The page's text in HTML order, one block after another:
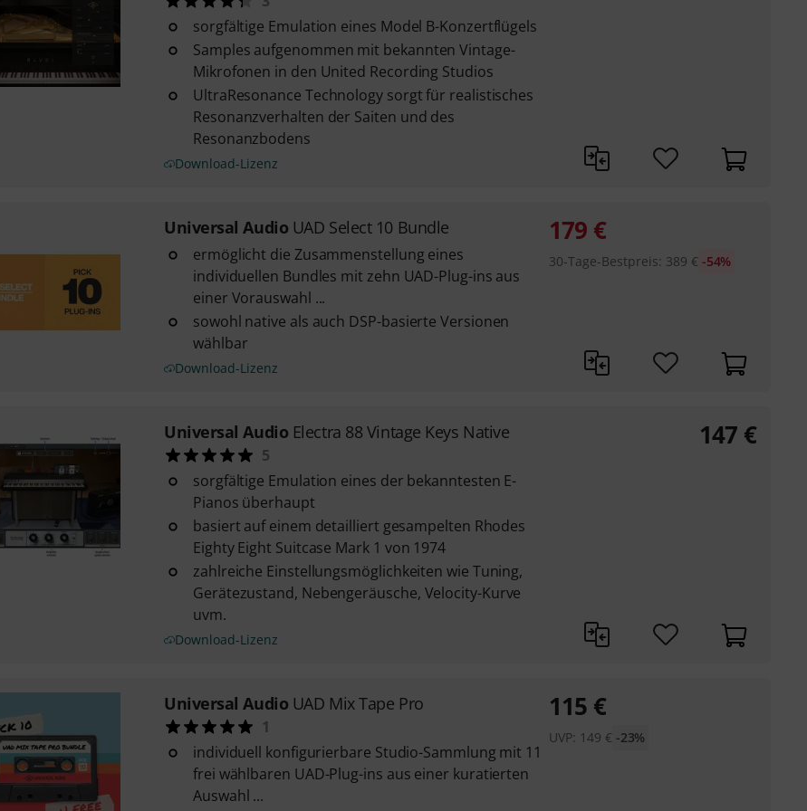
sorgfältige Emulation eines Model B-Konzertflügels
Samples aufgenommen mit bekannten Vintage-
Mikrofonen in den United Recording Studios
UltraResonance Technology sorgt für realistisches
Resonanzverhalten der Saiten und des
Resonanzbodens
Download-Lizenz
Universal Audio UAD Select 10 Bundle
ermöglicht die Zusammenstellung eines
individuellen Bundles mit zehn UAD-Plug-ins aus
einer Vorauswahl ...
sowohl native als auch DSP-basierte Versionen
wählbar
Download-Lizenz
179 €
30-Tage-Bestpreis: 389 € -54%
Universal Audio Electra 88 Vintage Keys Native
5
sorgfältige Emulation eines der bekanntesten E-
Pianos überhaupt
basiert auf einem detailliert gesampelten Rhodes
Eighty Eight Suitcase Mark 1 von 1974
zahlreiche Einstellungsmöglichkeiten wie Tuning,
Gerätezustand, Nebengeräusche, Velocity-Kurve
uvm.
Download-Lizenz
147 €
Universal Audio UAD Mix Tape Pro
1
individuell konfigurierbare Studio-Sammlung mit 11
frei wählbaren UAD-Plug-ins aus einer kuratierten
Auswahl ...
115 €
UVP: 149 € -23%